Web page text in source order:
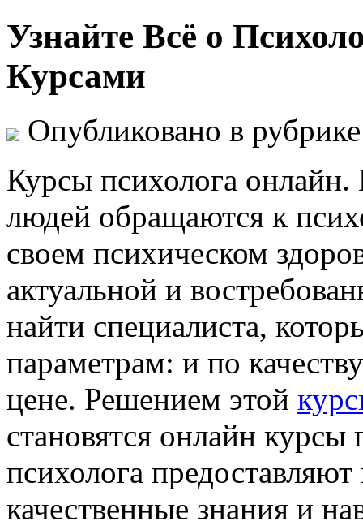
Узнайте Всё о
Курсами
Опубликовано в
Курсы психолога
людей обращаются к
своем психическом
актуальной и
найти специалиста,
параметрам: и по
цене. Решением этой
становятся онлайн
психолога
качественные знания и